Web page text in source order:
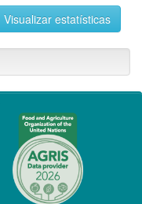
Visualizar estatísticas